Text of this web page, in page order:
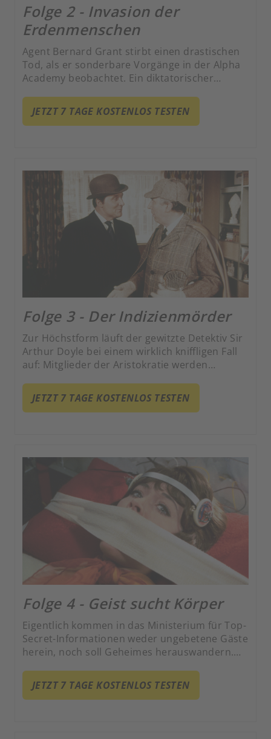
Folge 2 - Invasion der
Erdenmenschen
Agent Bernard Grant stirbt einen drastischen
Tod, als er sonderbare Vorgänge in der Alpha
Academy beobachtet. Ein diktatorischer
der Realität isolierte Teenager auf den
interplanetaren Kampf und die menschliche
JETZT 7 TAGE KOSTENLOS TESTEN
Folge 3 - Der Indizienmörder
Zur Höchstform läuft der gewitzte Detektiv Sir
Arthur Doyle bei einem wirklich kniffligen Fall
auf: Mitglieder der Aristokratie werden
etwas andere Art erpresst, um ans
verbrecherische Ziel zu gelangen. Signifikante
Halunken am Tatort platziert, die die
tatsächlichen Urheber der Taten sind.
JETZT 7 TAGE KOSTENLOS TESTEN
Folge 4 - Geist sucht Körper
Eigentlich kommen in das Ministerium für Top-
Secret-Informationen weder ungebetene Gäste
herein, noch soll Geheimes herauswandern.
ein Mord passiert und wichtige Unterlagen
sind nach draußen gelangt.
JETZT 7 TAGE KOSTENLOS TESTEN